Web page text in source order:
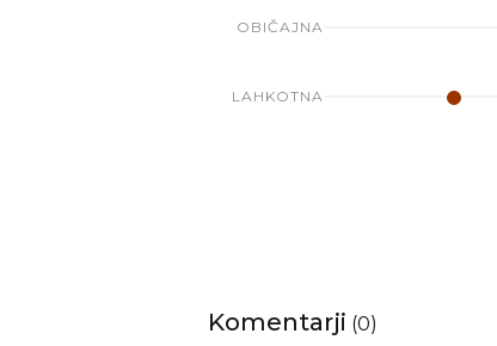
OBIČAJNA
LAHKOTNA
Komentarji (0)